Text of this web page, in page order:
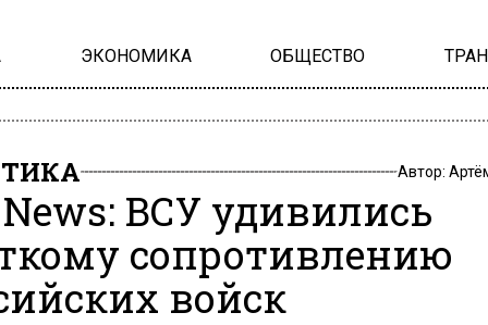
ЭКОНОМИКА ОБЩЕСТВО
Автор:
News: ВСУ удивились
сопротивлению
войск